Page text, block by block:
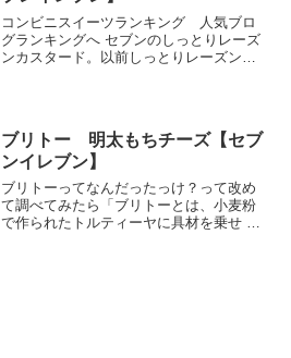
コンビニスイーツランキング 人気ブロ
グランキングへ セブンのしっとりレーズ
ンカスタード。以前しっとりレーズン＆
ブリトー 明太もちチーズ【セブ
ンイレブン】
ブリトーってなんだったっけ？って改め
て調べてみたら「ブリトーとは、小麦粉
で作られたトルティーヤに具材を乗せ て